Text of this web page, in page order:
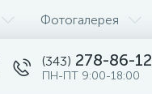
Фотогалерея
(343) 278-86-12
ПН-ПТ 9:00-18:00